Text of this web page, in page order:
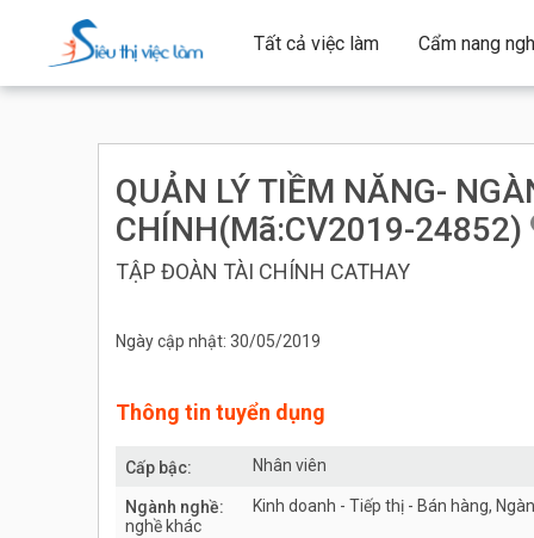
Tất cả việc làm Cẩm nang
QUẢN LÝ TIỀM NĂNG-
CHÍNH(Mã:CV2019-24852)
TẬP ĐOÀN TÀI CHÍNH CATHAY
Ngày cập nhật: 30/05/2019
Thông tin tuyển dụng
Cấp bậc: Nhân viên
Ngành nghề:
Kinh doanh - Tiếp thị - Bán hàng,
nghề khác